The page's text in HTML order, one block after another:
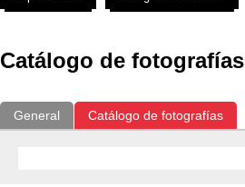
Catálogo de fotografías
General Catálogo de fotografías